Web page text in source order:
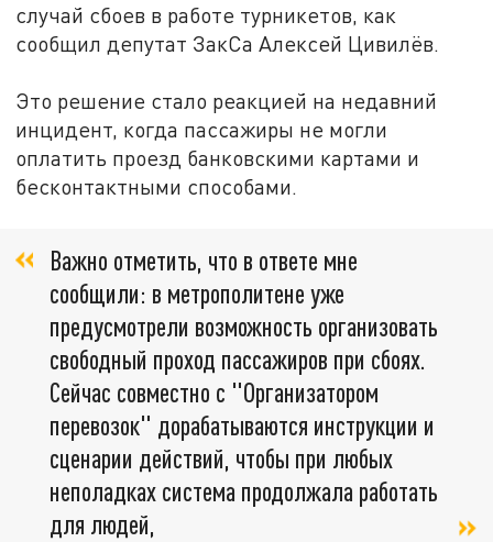
случай сбоев в работе турникетов, как
сообщил депутат ЗакСа Алексей Цивилёв.
Это решение стало реакцией на недавний
инцидент, когда пассажиры не могли
оплатить проезд банковскими картами и
бесконтактными способами.
Важно отметить, что в ответе мне
сообщили: в метрополитене уже
предусмотрели возможность организовать
свободный проход пассажиров при сбоях.
Сейчас совместно с "Организатором
перевозок" дорабатываются инструкции и
сценарии действий, чтобы при любых
неполадках система продолжала работать
для людей,